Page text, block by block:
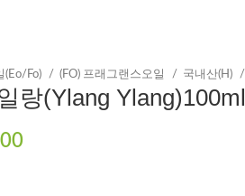
(Eo/Fo) (FO) 프래그랜스오일 국내산(H)
랑(Ylang Ylang)100ml